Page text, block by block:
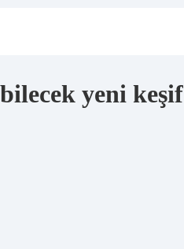
yeni keşif